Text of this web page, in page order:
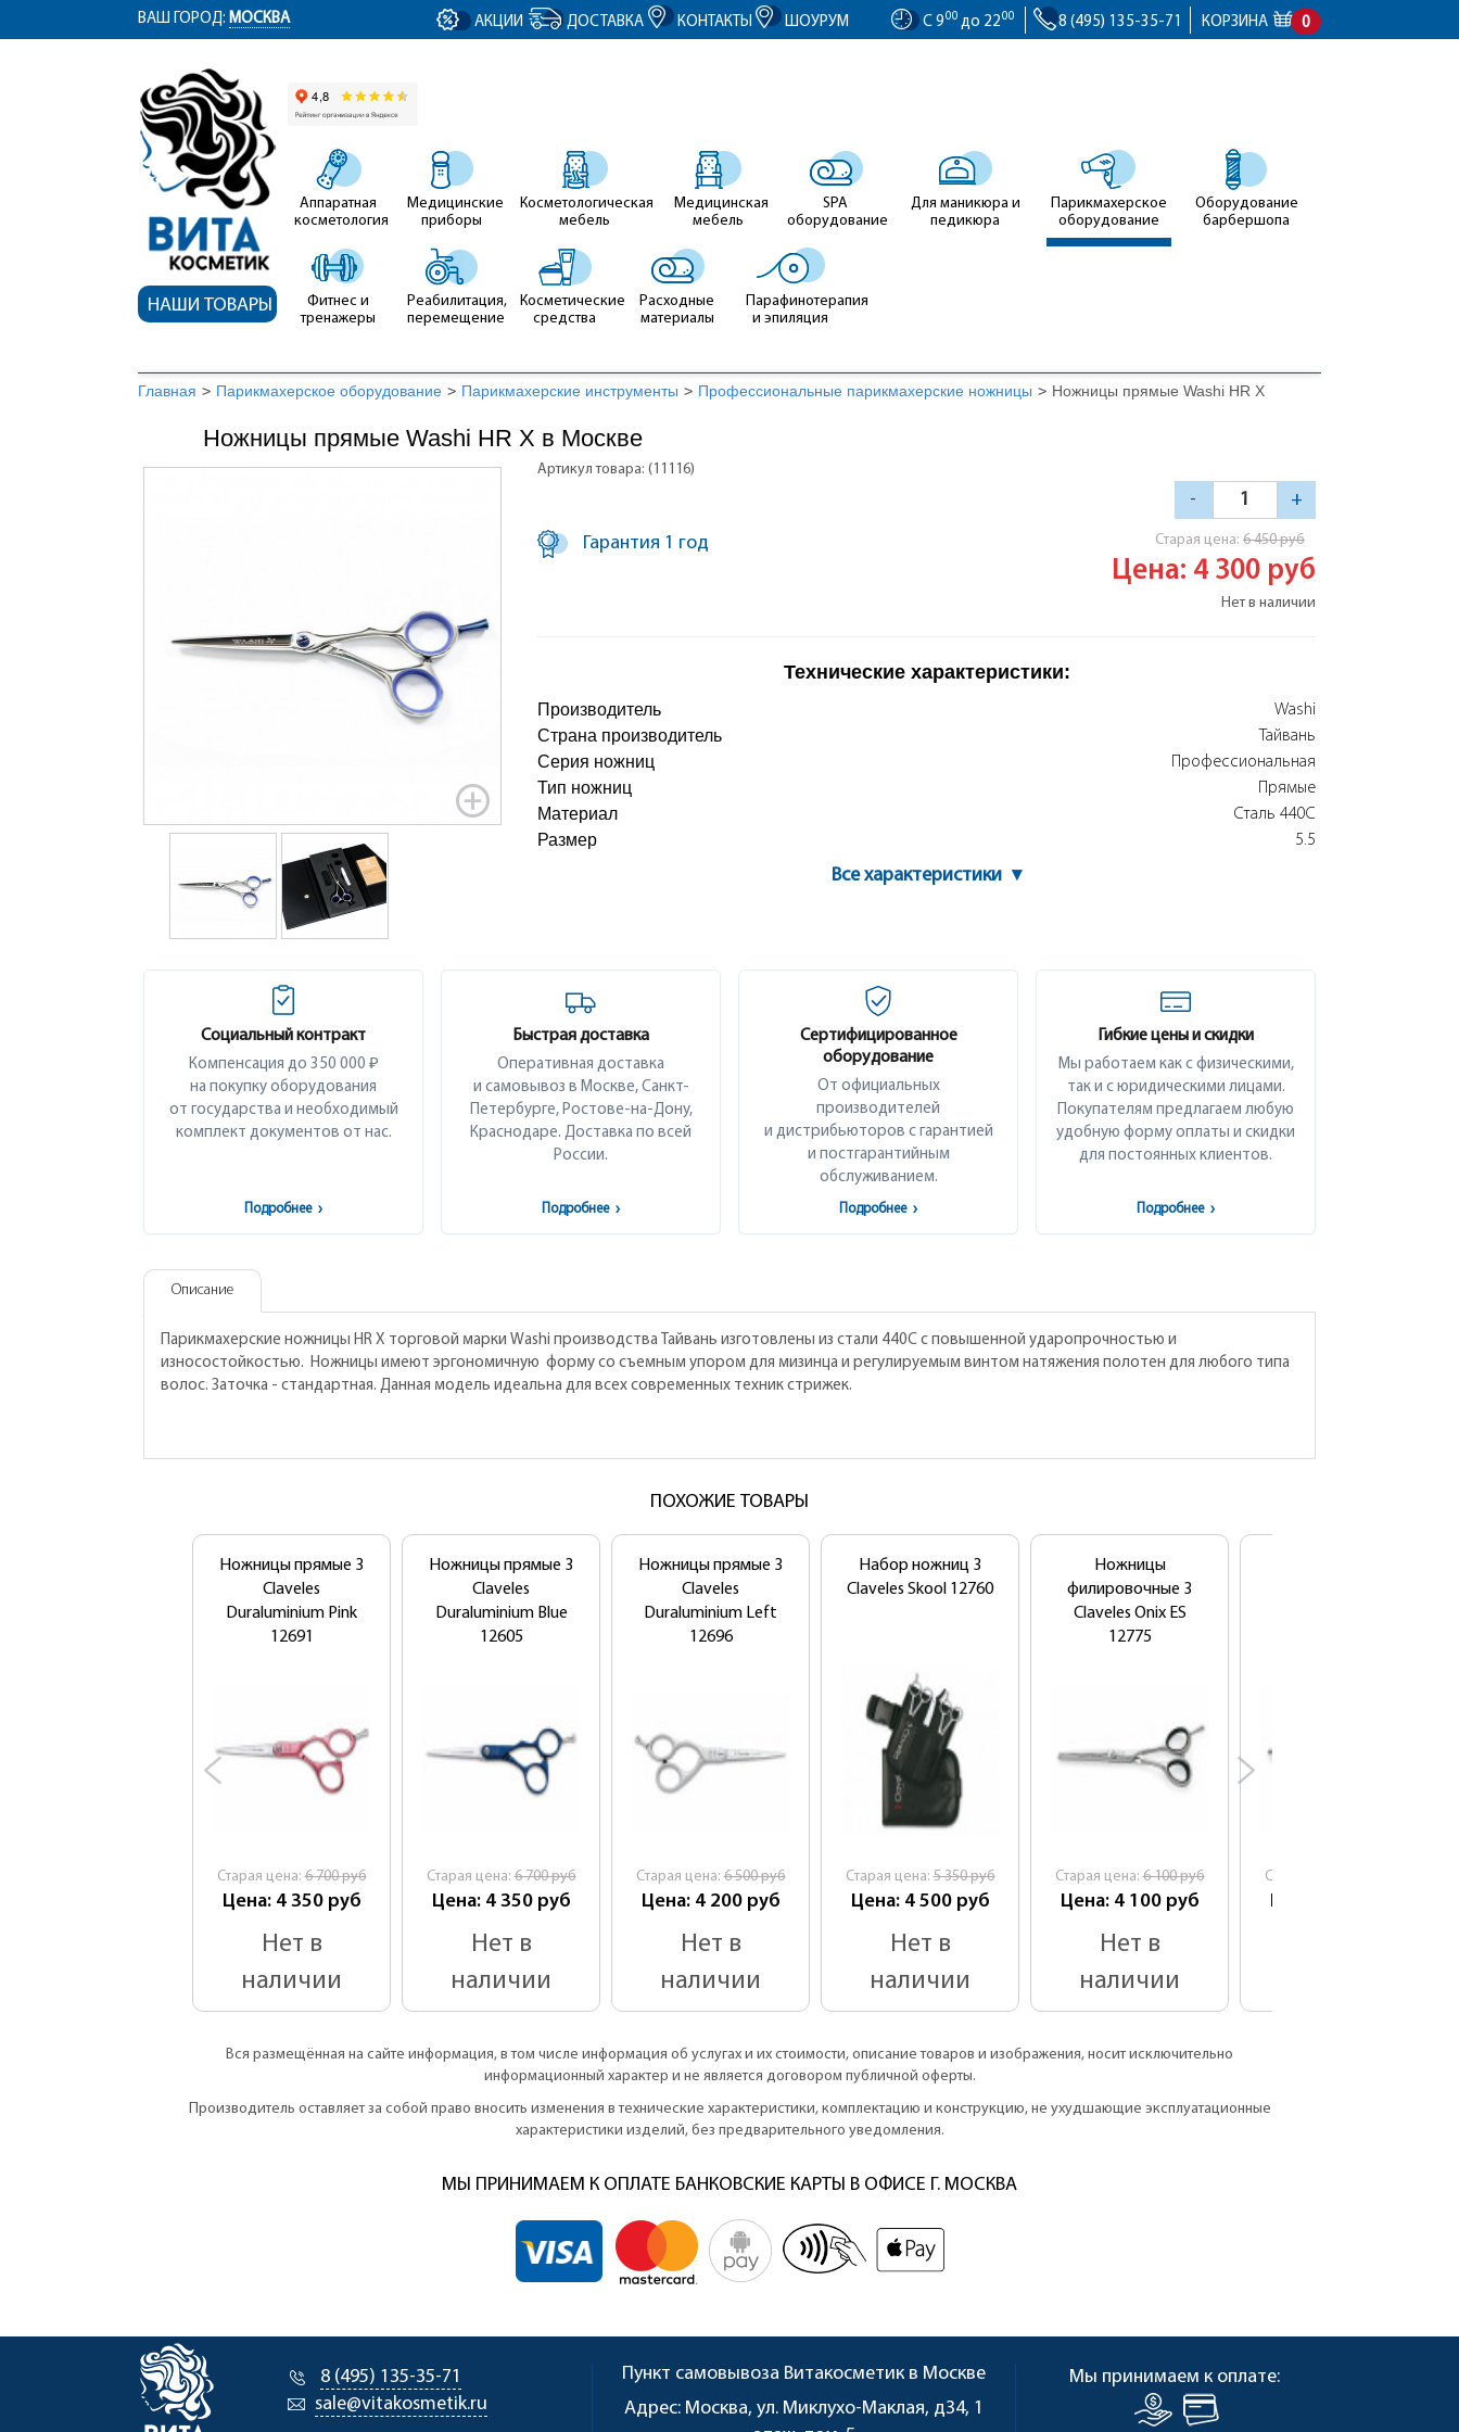
ym(12767704, 'getClientID', function(clientID) { document.getElementById('clientID').value = clientID; });
ВАШ ГОРОД: МОСКВА АКЦИИ ДОСТАВКА КОНТАКТЫ ШОУРУМ С 900 до 2200 8 (495) 135-35-71 КОРЗИНА 0
НАШИ ТОВАРЫ
Аппаратная
косметология
Медицинские
приборы
Косметологическая
мебель
Медицинская
мебель
SPA
оборудование
Для маникюра и
педикюра
Парикмахерское
оборудование
Оборудование
барбершопа
Фитнес и
тренажеры
Реабилитация,
перемещение
Косметические
средства
Расходные
материалы
Парафинотерапия
и эпиляция
Главная > Парикмахерское оборудование > Парикмахерские инструменты > Профессиональные парикмахерские ножницы > Ножницы прямые Washi HR X
Ножницы прямые Washi HR X в Москве
Артикул товара: (11116)
- +
Гарантия 1 год Cтарая цена: 6 450руб
Цена: 4 300 руб
Нет в наличии
Технические характеристики:
Производитель Washi
Страна производитель Тайвань
Серия ножниц Профессиональная
Тип ножниц Прямые
Материал Сталь 440С
Размер 5.5
Все характеристики ▾
Социальный контракт
Компенсация до 350 000 ₽
на покупку оборудования
от государства и необходимый
комплект документов от нас.
Подробнее ›
Быстрая доставка
Оперативная доставка
и самовывоз в Москве, Санкт-
Петербурге, Ростове-на-Дону,
Краснодаре. Доставка по всей
России.
Подробнее ›
Сертифицированное
оборудование
От официальных
производителей
и дистрибьюторов с гарантией
и постгарантийным
обслуживанием.
Подробнее ›
Гибкие цены и скидки
Мы работаем как с физическими,
так и с юридическими лицами.
Покупателям предлагаем любую
удобную форму оплаты и скидки
для постоянных клиентов.
Подробнее ›
Описание
Парикмахерские ножницы HR X торговой марки Washi производства Тайвань изготовлены из стали 440C c повышенной ударопрочностью и
износостойкостью. Ножницы имеют эргономичную форму со съемным упором для мизинца и регулируемым винтом натяжения полотен для любого типа
волос. Заточка - стандартная. Данная модель идеальна для всех современных техник стрижек.
ПОХОЖИЕ ТОВАРЫ
Ножницы прямые 3
Claveles
Duraluminium Pink
12691
Cтарая цена:6 700руб
Цена: 4 350 руб
Нет в
наличии
Ножницы прямые 3
Claveles
Duraluminium Blue
12605
Cтарая цена:6 700руб
Цена: 4 350 руб
Нет в
наличии
Ножницы прямые 3
Claveles
Duraluminium Left
12696
Cтарая цена:6 500руб
Цена: 4 200 руб
Нет в
наличии
Набор ножниц 3
Claveles Skool 12760
Cтарая цена:5 350руб
Цена: 4 500 руб
Нет в
наличии
Ножницы
филировочные 3
Claveles Onix ES
12775
Cтарая цена:6 100руб
Цена: 4 100 руб
Нет в
наличии
Cтарая цена:
Цена: 4 100
Вся размещённая на сайте информация, в том числе информация об услугах и их стоимости, описание товаров и изображения, носит исключительно
информационный характер и не является договором публичной оферты.
Производитель оставляет за собой право вносить изменения в технические характеристики, комплектацию и конструкцию, не ухудшающие эксплуатационные
характеристики изделий, без предварительного уведомления.
МЫ ПРИНИМАЕМ К ОПЛАТЕ БАНКОВСКИЕ КАРТЫ В ОФИСЕ Г. МОСКВА
8 (495) 135-35-71
sale@vitakosmetik.ru
Пункт самовывоза Витакосметик в Москве
Адрес: Москва, ул. Миклухо-Маклая, д34, 1
Мы принимаем к оплате: